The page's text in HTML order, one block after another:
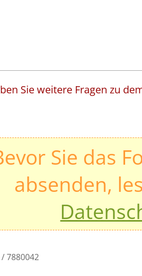
Sie weitere Fragen zu
Sie das
absenden,
7880042